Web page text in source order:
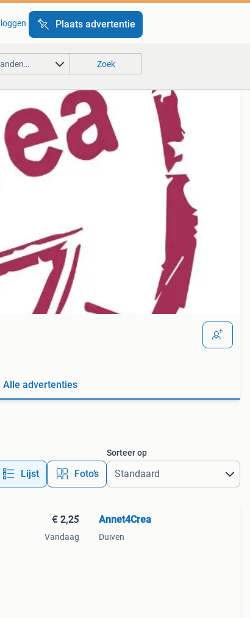
Plaats advertentie
Zoek
Alle advertenties
Lijst Foto’s
Sorteer op
€ 2,25
Vandaag
Annet4Crea
Duiven